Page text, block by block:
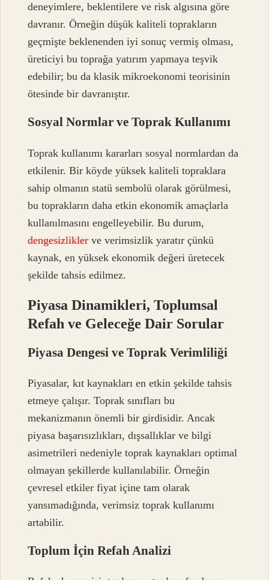
deneyimlere, beklentilere ve risk algısına göre
davranır. Örneğin düşük kaliteli toprakların
geçmişte beklenenden iyi sonuç vermiş olması,
üreticiyi bu toprağa yatırım yapmaya teşvik
edebilir; bu da klasik mikroekonomi teorisinin
ötesinde bir davranıştır.
Sosyal Normlar ve Toprak Kullanımı
Toprak kullanımı kararları sosyal normlardan da
etkilenir. Bir köyde yüksek kaliteli topraklara
sahip olmanın statü sembolü olarak görülmesi,
bu toprakların daha etkin ekonomik amaçlarla
kullanılmasını engelleyebilir. Bu durum,
dengesizlikler ve verimsizlik yaratır çünkü
kaynak, en yüksek ekonomik değeri üretecek
şekilde tahsis edilmez.
Piyasa Dinamikleri, Toplumsal
Refah ve Geleceğe Dair Sorular
Piyasa Dengesi ve Toprak Verimliliği
Piyasalar, kıt kaynakları en etkin şekilde tahsis
etmeye çalışır. Toprak sınıfları bu
mekanizmanın önemli bir girdisidir. Ancak
piyasa başarısızlıkları, dışsallıklar ve bilgi
asimetrileri nedeniyle toprak kaynakları optimal
olmayan şekillerde kullanılabilir. Örneğin
çevresel etkiler fiyat içine tam olarak
yansımadığında, verimsiz toprak kullanımı
artabilir.
Toplum İçin Refah Analizi